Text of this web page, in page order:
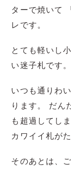
ターで焼いて
レです。
とても軽いし
い迷子札です。
いつも通りわ
ります。 だん
も超過してし
カワイイ札が
そのあとは、